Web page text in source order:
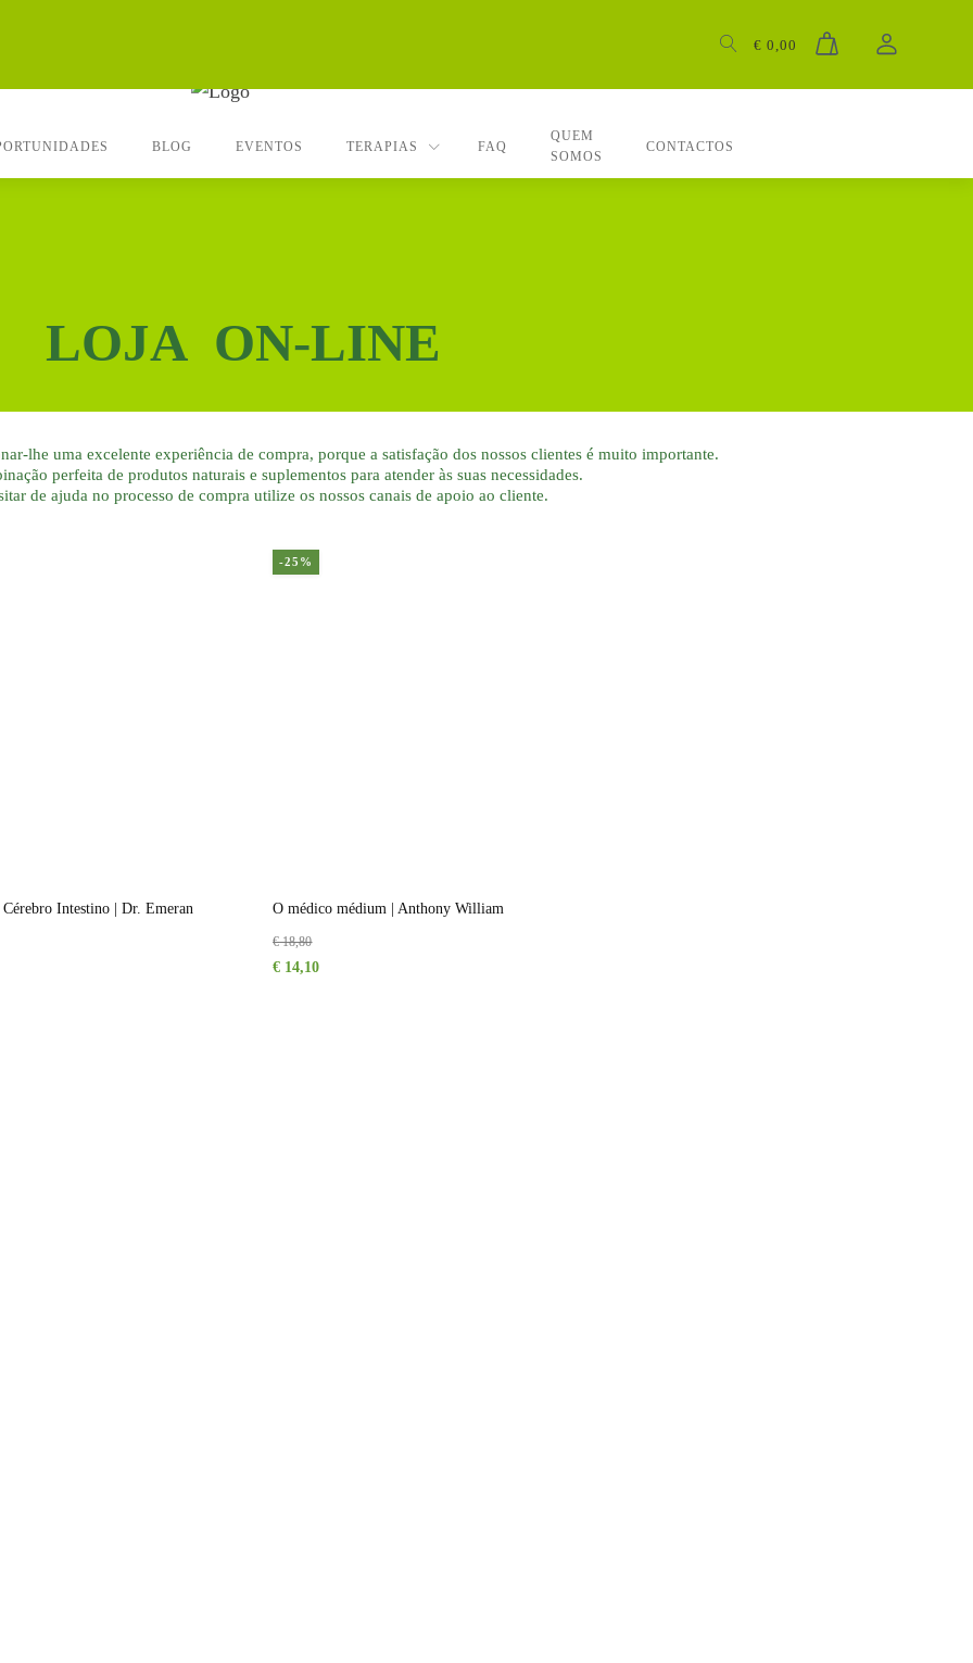
€ 0,00
BLOG EVENTOS TERAPIAS FAQ
QUEM
SOMOS
CONTACTOS
LOJA ON-LINE
lhe uma excelente experiência de compra, porque a satisfação dos nossos clientes é muito importante.
perfeita de produtos naturais e suplementos para atender às suas necessidades.
de ajuda no processo de compra utilize os nossos canais de apoio ao cliente.
Intestino | Dr. Emeran
-25%
O médico médium | Anthony William
€18,80
O
€ 14,10O